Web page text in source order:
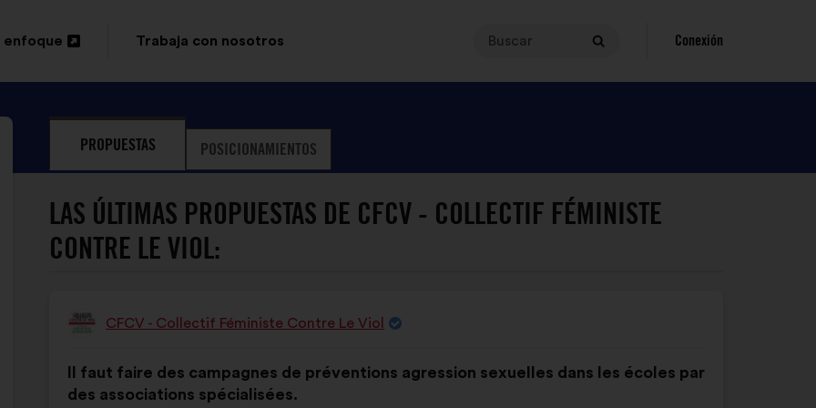
enfoque
Trabaja con nosotros
Para
una
debe
entre
el
Buscar
Buscar
Conexión
PROPUESTAS POSICIONAMIENTOS
LAS ÚLTIMAS PROPUESTAS DE CFCV - COLLECTIF FÉMINISTE
CONTRE LE VIOL:
Propuesta
CFCV - Collectif Féministe Contre Le Viol
de
la
Il faut faire des campagnes de préventions agression sexuelles dans les écoles par
des associations spécialisées.
el
siguiente